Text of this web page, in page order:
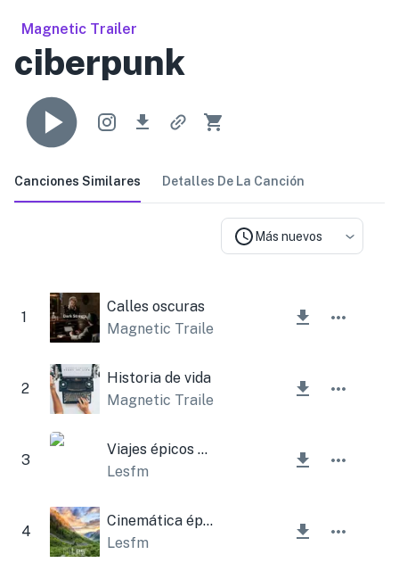
Magnetic Trailer
ciberpunk
Canciones Similares Detalles De La Canción
Más nuevos
1
Calles oscuras
Magnetic Trailer
2
Historia de vida
Magnetic Trailer
3
Viajes épicos por los caminos celtas
Lesfm
4
Cinemática épica
Lesfm